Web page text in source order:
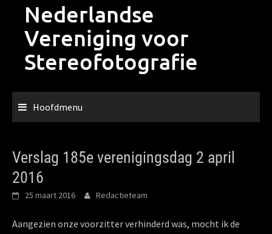
Nederlandse
Vereniging voor
Stereofotografie
Hoofdmenu
Verslag 185e verenigingsdag 2 april
2016
25 maart 2016 Redactieteam
Aangezien onze voorzitter verhinderd was, mocht ik de